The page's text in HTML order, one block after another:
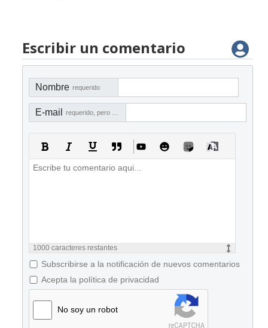
Escribir un comentario
Nombre requerido
E-mail
1000 caracteres restantes
Subscribirse a la notificación de nuevos comentarios
Acepta la política de privacidad
No soy un robot